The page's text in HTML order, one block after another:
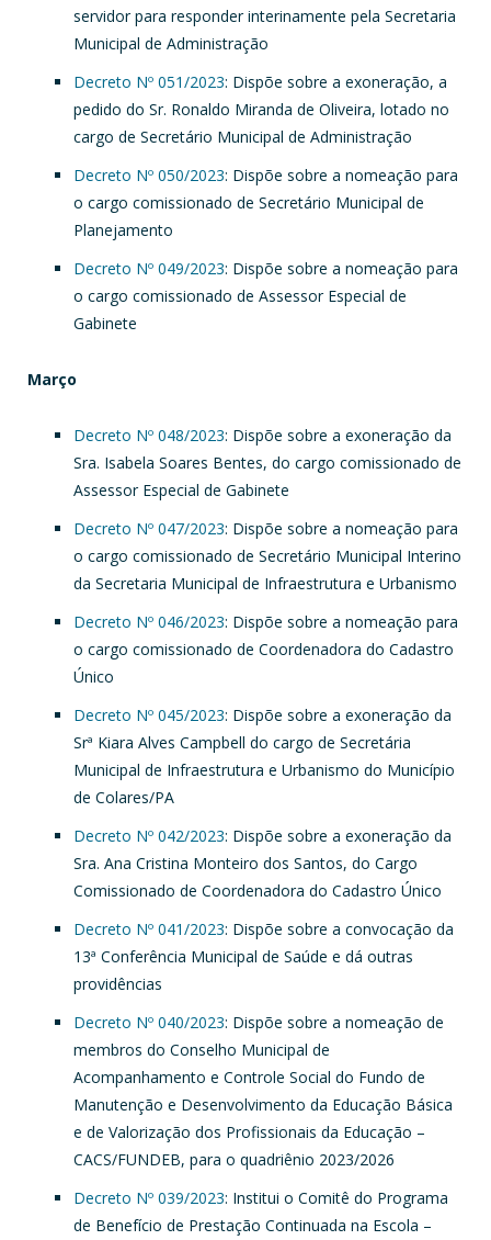
servidor para responder interinamente pela Secretaria
Municipal de Administração
Decreto Nº 051/2023: Dispõe sobre a exoneração, a
pedido do Sr. Ronaldo Miranda de Oliveira, lotado no
cargo de Secretário Municipal de Administração
Decreto Nº 050/2023: Dispõe sobre a nomeação para
o cargo comissionado de Secretário Municipal de
Planejamento
Decreto Nº 049/2023: Dispõe sobre a nomeação para
o cargo comissionado de Assessor Especial de
Gabinete
Março
Decreto Nº 048/2023: Dispõe sobre a exoneração da
Sra. Isabela Soares Bentes, do cargo comissionado de
Assessor Especial de Gabinete
Decreto Nº 047/2023: Dispõe sobre a nomeação para
o cargo comissionado de Secretário Municipal Interino
da Secretaria Municipal de Infraestrutura e Urbanismo
Decreto Nº 046/2023: Dispõe sobre a nomeação para
o cargo comissionado de Coordenadora do Cadastro
Único
Decreto Nº 045/2023: Dispõe sobre a exoneração da
Srª Kiara Alves Campbell do cargo de Secretária
Municipal de Infraestrutura e Urbanismo do Município
de Colares/PA
Decreto Nº 042/2023: Dispõe sobre a exoneração da
Sra. Ana Cristina Monteiro dos Santos, do Cargo
Comissionado de Coordenadora do Cadastro Único
Decreto Nº 041/2023: Dispõe sobre a convocação da
13ª Conferência Municipal de Saúde e dá outras
providências
Decreto Nº 040/2023: Dispõe sobre a nomeação de
membros do Conselho Municipal de
Acompanhamento e Controle Social do Fundo de
Manutenção e Desenvolvimento da Educação Básica
e de Valorização dos Profissionais da Educação –
CACS/FUNDEB, para o quadriênio 2023/2026
Decreto Nº 039/2023: Institui o Comitê do Programa
de Benefício de Prestação Continuada na Escola –